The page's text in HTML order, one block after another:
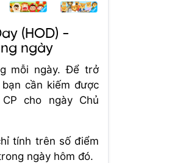
(HOD) -
ngày
mỗi ngày. Để trở
cần kiếm được
cho ngày Chủ
tính trên số điểm
ngày hôm đó.